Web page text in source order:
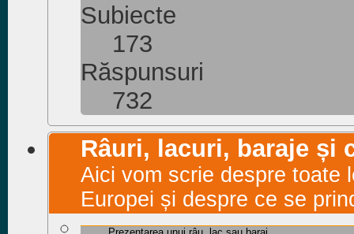
Subiecte
173
Răspunsuri
732
Râuri, lacuri, baraje și
Aici vom scrie despre toate
Europei și despre ce se